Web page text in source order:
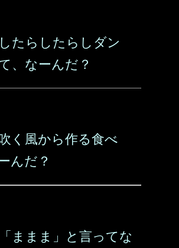
したらしたらしダン
、なーんだ？
く風から作る食べ
んだ？
ままま」と言ってな